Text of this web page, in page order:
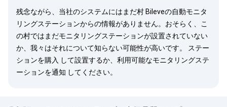
残念ながら、当社のシステムにはまだ村 Bileveの自動モニタ
リングステーションからの情報がありません。おそらく、こ
の村ではまだモニタリングステーションが設置されていない
か、我々はそれについて知らない可能性が高いです。
ステー
ションを購入 して設置するか、利用可能なモニタリングステ
ーションを通知 してください。